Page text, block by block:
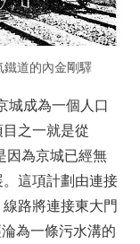
道的內金剛驛
城成為一個人口
之一就是從
因為京城已經無
這項計劃由連接
路將連接東大門
為一條污水溝的